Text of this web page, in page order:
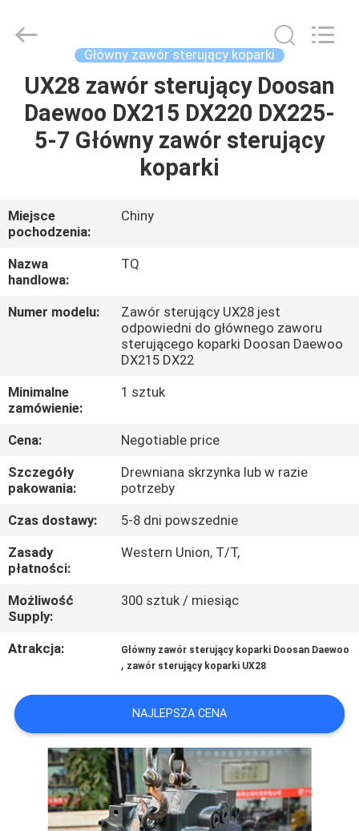
DOM
PRODUKTY
POKAZ
VR
O
WYCIECZKA
FABRYCE
KONTROLA
JAKOŚCI
SKONTAKTUJ
SIĘ
NAMI
AKTUALNOŚCI
WSZYSTKIE
PRZYPADKI
Machinery
Główny zawór sterujący koparki
UX28 zawór sterujący Doosan
Daewoo DX215 DX220 DX225-
5-7 Główny zawór sterujący
koparki
Miejsce
pochodzenia:
Chiny
Nazwa
handlowa:
TQ
Numer modelu:
Zawór sterujący UX28 jest
odpowiedni do głównego zaworu
sterującego koparki Doosan Daewoo
DX215 DX22
Minimalne
zamówienie:
1 sztuk
Cena:
Negotiable price
Szczegóły
pakowania:
Drewniana skrzynka lub w razie
potrzeby
Czas dostawy:
5-8 dni powszednie
Zasady
płatności:
Western Union, T/T,
Możliwość
Supply:
300 sztuk / miesiąc
Atrakcja: Główny zawór sterujący koparki Doosan Daewoo
, zawór sterujący koparki UX28
NAJLEPSZA CENA